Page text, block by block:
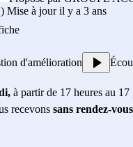
Mise à jour il y a 3 ans
d'amélioration
à partir de 17 heures au
recevons sans rendez-vous